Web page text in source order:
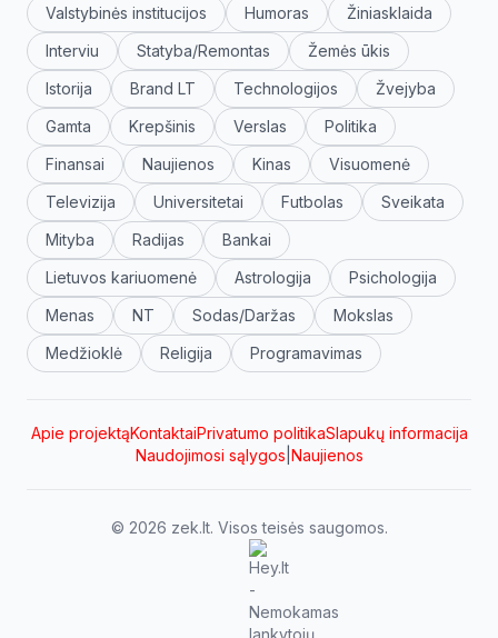
Valstybinės institucijos
Humoras
Žiniasklaida
Interviu
Statyba/Remontas
Žemės ūkis
Istorija
Brand LT Technologijos
Žvejyba
Gamta
Krepšinis Verslas
Politika
Finansai
Naujienos Kinas
Visuomenė
Televizija
Universitetai Futbolas
Sveikata
Mityba
Radijas
Bankai
Lietuvos kariuomenė
Astrologija
Psichologija
Menas
NT Sodas/Daržas
Mokslas
Medžioklė
Religija Programavimas
Apie projektąKontaktaiPrivatumo politikaSlapukų informacija
Naudojimosi sąlygos Naujienos
© 2026 zek.lt. Visos teisės saugomos.